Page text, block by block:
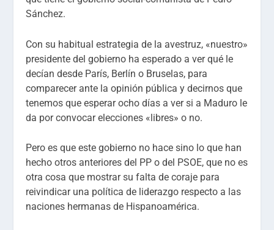
Sánchez.
Con su habitual estrategia de la avestruz, «nuestro»
presidente del gobierno ha esperado a ver qué le
decían desde París, Berlín o Bruselas, para
comparecer ante la opinión pública y decirnos que
tenemos que esperar ocho días a ver si a Maduro le
da por convocar elecciones «libres» o no.
Pero es que este gobierno no hace sino lo que han
hecho otros anteriores del PP o del PSOE, que no es
otra cosa que mostrar su falta de coraje para
reivindicar una política de liderazgo respecto a las
naciones hermanas de Hispanoamérica.